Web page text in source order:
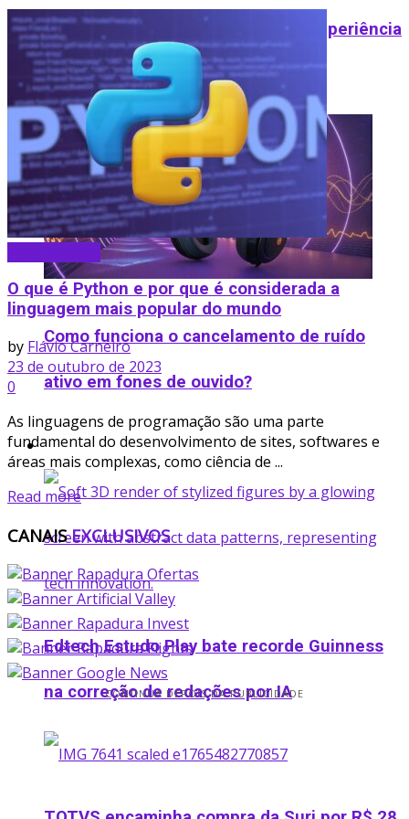
Tecnologia e recursos humanos: experiência
do funcionário na era digital
Como funciona o cancelamento de ruído
ativo em fones de ouvido​?
Startup
Edtech Estudo Play bate recorde Guinness
na correção de redações por IA
O que é Python e por que é considerada a
linguagem mais popular do mundo
by Flávio Carneiro
23 de outubro de 2023
0
As linguagens de programação são uma parte
fundamental do desenvolvimento de sites, softwares e
áreas mais complexas, como ciência de ...
Read more
CANAISEXCLUSIVOS
CONTINUA DEPOIS DA PUBLICIDADE